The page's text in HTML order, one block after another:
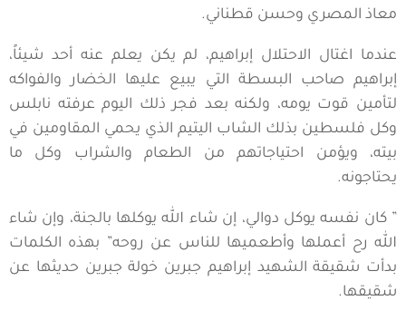
معاذ المصري وحسن قطناني.
عندما اغتال الاحتلال إبراهيم، لم يكن يعلم عنه أحد شيئاً،
إبراهيم صاحب البسطة التي يبيع عليها الخضار والفواكه
لتأمين قوت يومه، ولكنه بعد فجر ذلك اليوم عرفته نابلس
وكل فلسطين بذلك الشاب اليتيم الذي يحمي المقاومين في
بيته، ويؤمن احتياجاتهم من الطعام والشراب وكل ما
يحتاجونه.
” كان نفسه يوكل دوالي، إن شاء الله يوكلها بالجنة، وإن شاء
الله رح أعملها وأطعميها للناس عن روحه” بهذه الكلمات
بدأت شقيقة الشهيد إبراهيم جبرين خولة جبرين حديثها عن
شقيقها.